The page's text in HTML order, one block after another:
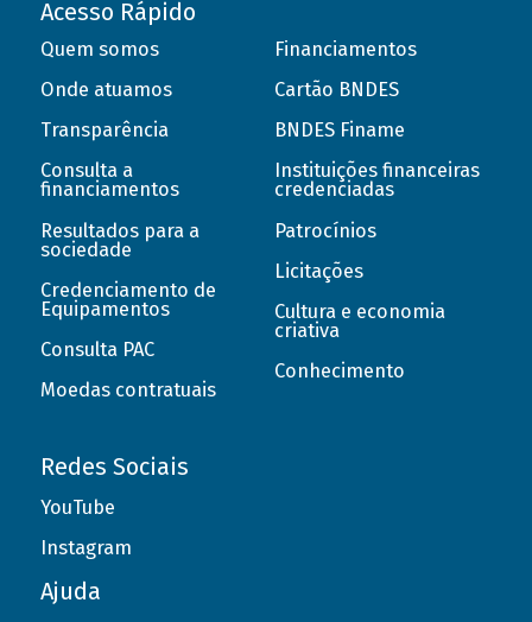
Acesso Rápido
Quem somos
Onde atuamos
Transparência
Consulta a
financiamentos
Resultados para a
sociedade
Credenciamento de
Equipamentos
Consulta PAC
Moedas contratuais
Financiamentos
Cartão BNDES
BNDES Finame
Instituições financeiras
credenciadas
Patrocínios
Licitações
Cultura e economia
criativa
Conhecimento
Redes Sociais
YouTube
Instagram
Ajuda